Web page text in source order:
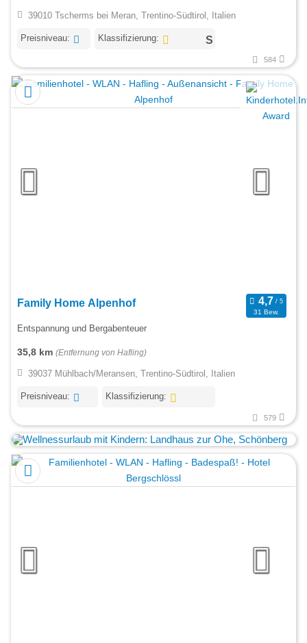
39010 Tscherms bei Meran, Trentino-Südtirol, Italien
Preisniveau: Klassifizierung:
584
Family Home Alpenhof
31 Bew.
Entspannung und Bergabenteuer
35,8 km (Entfernung von Hafling)
39037 Mühlbach/Meransen, Trentino-Südtirol, Italien
Preisniveau: Klassifizierung:
579